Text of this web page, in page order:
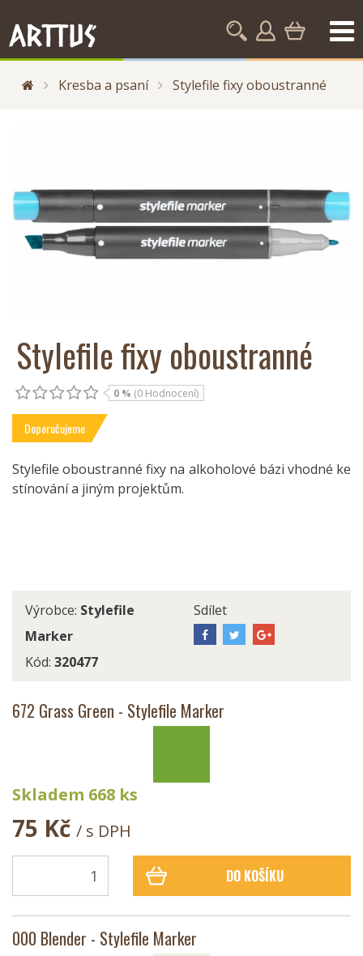
Kresba a psaní Stylefile fixy oboustranné
Stylefile fixy oboustranné
0 % (0 Hodnocení)
Doporučujeme
Stylefile oboustranné fixy na alkoholové bázi vhodné ke
stínování a jiným projektům.
Výrobce: Stylefile
Marker
Kód: 320477
Sdílet
672 Grass Green - Stylefile Marker
Skladem 668 ks
75 Kč / s DPH
DO KOŠÍKU
000 Blender - Stylefile Marker